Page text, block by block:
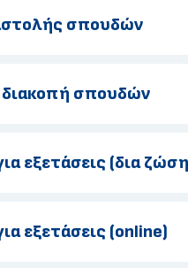
σπουδών
διακοπή σπουδών
εξετάσεις (δια
εξετάσεις (online)